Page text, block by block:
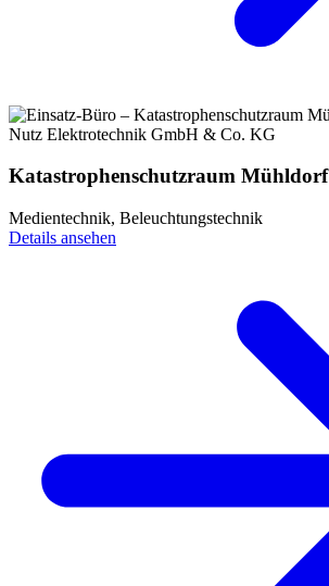
Katastrophenschutzraum Mühldorf
Medientechnik, Beleuchtungstechnik
Details ansehen